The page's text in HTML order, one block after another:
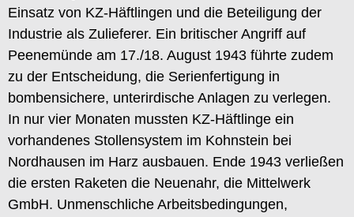
Einsatz von KZ-Häftlingen und die Beteiligung der
Industrie als Zulieferer. Ein britischer Angriff auf
Peenemünde am 17./18. August 1943 führte zudem
zu der Entscheidung, die Serienfertigung in
bombensichere, unterirdische Anlagen zu verlegen.
In nur vier Monaten mussten KZ-Häftlinge ein
vorhandenes Stollensystem im Kohnstein bei
Nordhausen im Harz ausbauen. Ende 1943 verließen
die ersten Raketen die Neuenahr, die Mittelwerk
GmbH. Unmenschliche Arbeitsbedingungen,